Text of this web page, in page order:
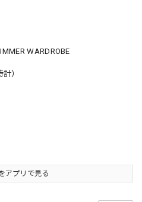
WARDROBE
）
アプリで見る